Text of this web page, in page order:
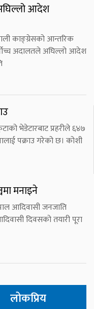
आदेश
काङ्ग्रेसको आन्तरिक
अदालतले अघिल्लो आदेश
भेडेटारबाट प्रहरीले ६४७
पक्राउ गरेको छ। कोशी
मनाइने
आदिवासी जनजाति
दिवसको तयारी पूरा
लोकप्रिय